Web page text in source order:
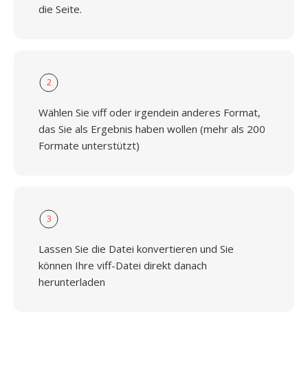
die Seite.
2
Wählen Sie viff oder irgendein anderes Format,
das Sie als Ergebnis haben wollen (mehr als 200
Formate unterstützt)
3
Lassen Sie die Datei konvertieren und Sie
können Ihre viff-Datei direkt danach
herunterladen